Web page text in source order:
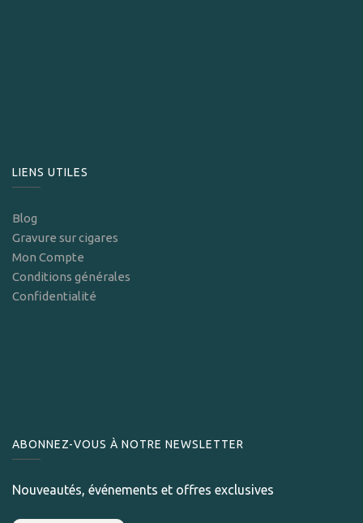
LIENS UTILES
Blog
Gravure sur cigares
Mon Compte
Conditions générales
Confidentialité
ABONNEZ-VOUS À NOTRE NEWSLETTER
Nouveautés, événements et offres exclusives